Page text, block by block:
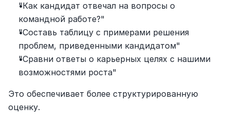
"Как кандидат отвечал на вопросы о
командной работе?"
"Составь таблицу с примерами решения
проблем, приведенными кандидатом"
"Сравни ответы о карьерных целях с нашими
возможностями роста"
Это обеспечивает более структурированную
оценку.